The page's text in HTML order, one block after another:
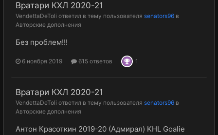
Вратари КХЛ 2020-21
VendettaDeToli ответил в тему пользователя senators96 в
Авторские дополнения
Без проблем!!!
6 ноября 2019 615 ответов 1
Вратари КХЛ 2020-21
VendettaDeToli ответил в тему пользователя senators96 в
Авторские дополнения
Антон Красоткин 2019-20 (Адмирал) KHL Goalie